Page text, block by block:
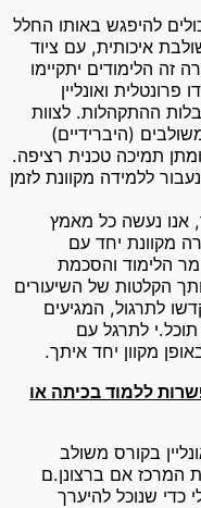
להיפגש באותו החלל
איכותית, עם ציוד
זה הלימודים יתקיימו
ואונליין
ההתקהלות. לצוות
(היברידיים)
תמיכה טכנית רציפה.
ללמידה מקוונת לזמן
אנו נעשה כל מאמץ
מקוונת יחד עם
הלימוד והסכמת
הקלטות של השיעורים
לתרגול, המגיעים
לתרגל עם
מקוון יחד איתך.
ללמוד בכיתה או
בקורס משולב
המרכז אם ברצונן.ם
כדי שנוכל להיערך